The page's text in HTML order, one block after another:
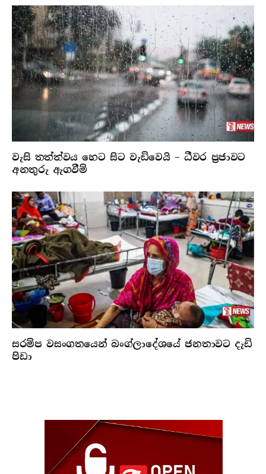
වැසි තත්ත්වය හෙට සිට වැඩිවෙයි – ධීවර ප්‍රජාවට
අනතුරු ඇගවීම්
සරම්ප වසංගතයෙන් බංග්ලාදේශයේ ජනතාවට දැඩි
පිඩා